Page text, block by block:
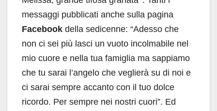
messaggi pubblicati anche sulla pagina
Facebook della sedicenne: “Adesso che
non ci sei più lasci un vuoto incolmabile nel
mio cuore e nella tua famiglia ma sappiamo
che tu sarai l’angelo che veglierà su di noi e
ci sarai sempre accanto con il tuo dolce
ricordo. Per sempre nei nostri cuori”. Ed